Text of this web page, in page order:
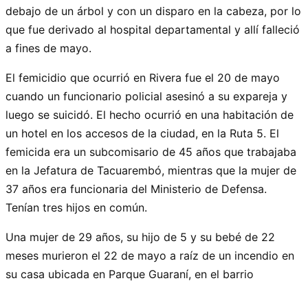
debajo de un árbol y con un disparo en la cabeza, por lo
que fue derivado al hospital departamental y allí falleció
a fines de mayo.
El femicidio que ocurrió en Rivera fue el 20 de mayo
cuando un funcionario policial asesinó a su expareja y
luego se suicidó. El hecho ocurrió en una habitación de
un hotel en los accesos de la ciudad, en la Ruta 5. El
femicida era un subcomisario de 45 años que trabajaba
en la Jefatura de Tacuarembó, mientras que la mujer de
37 años era funcionaria del Ministerio de Defensa.
Tenían tres hijos en común.
Una mujer de 29 años, su hijo de 5 y su bebé de 22
meses murieron el 22 de mayo a raíz de un incendio en
su casa ubicada en Parque Guaraní, en el barrio